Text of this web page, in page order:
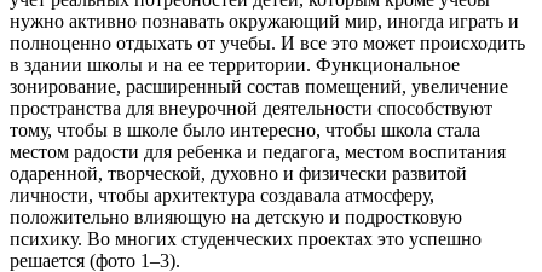
нужно активно познавать окружающий мир, иногда играть и
полноценно отдыхать от учебы. И все это может происходить
в здании школы и на ее территории. Функциональное
зонирование, расширенный состав помещений, увеличение
пространства для внеурочной деятельности способствуют
тому, чтобы в школе было интересно, чтобы школа стала
местом радости для ребенка и педагога, местом воспитания
одаренной, творческой, духовно и физически развитой
личности, чтобы архитектура создавала атмосферу,
положительно влияющую на детскую и подростковую
психику. Во многих студенческих проектах это успешно
решается (фото 1–3).